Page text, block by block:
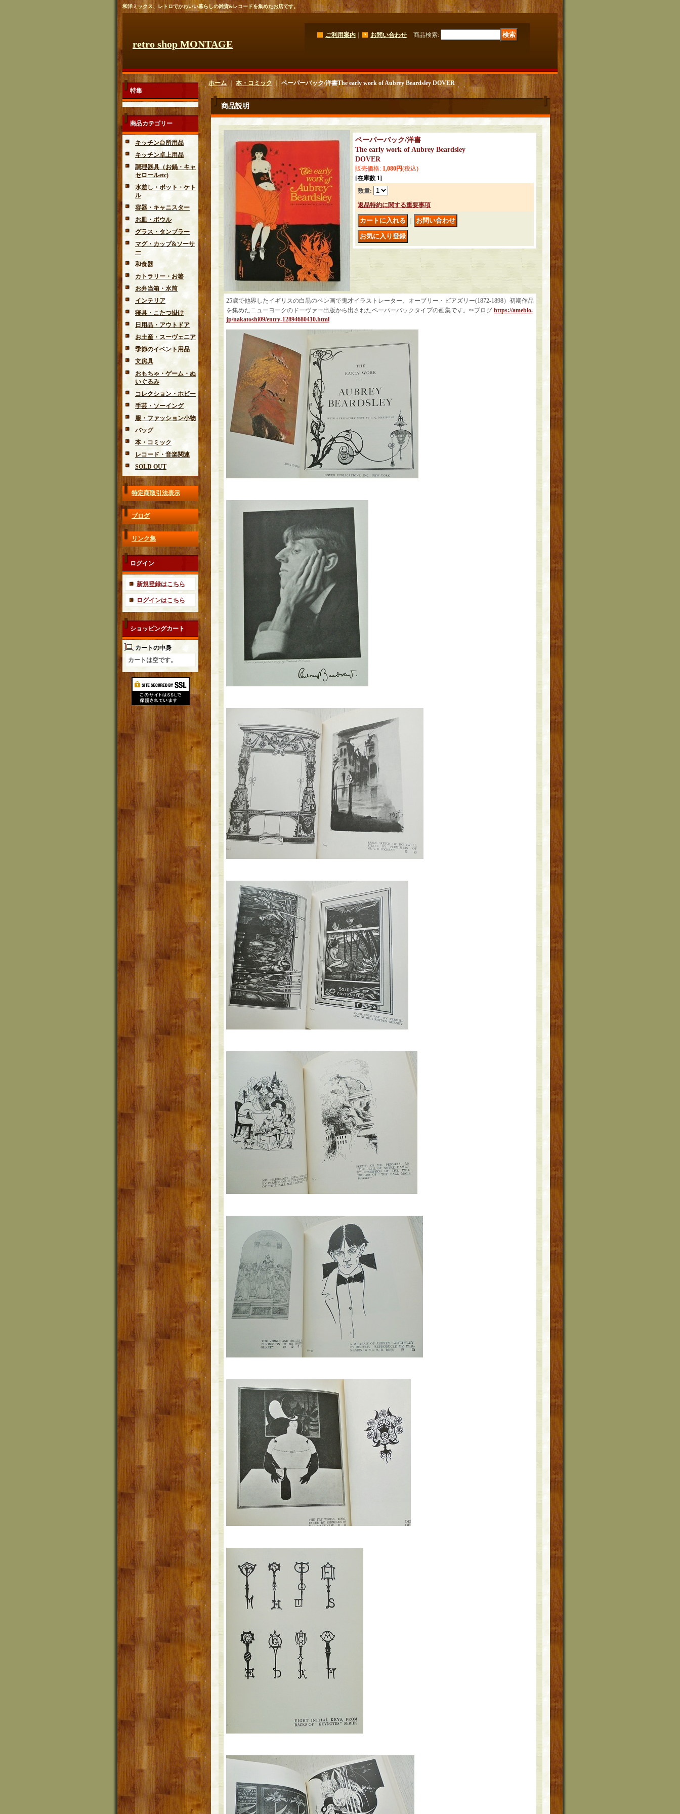
和洋ミックス、レトロでかわいい暮らしの雑貨&レコードを集めたお店です。
retro shop MONTAGE
ご利用案内 お問い合わせ 商品検索:
特集
商品カテゴリー
キッチン台所用品
キッチン卓上用品
調理器具（お鍋・キャ
セロールetc)
水差し・ポット・ケト
ル
容器・キャニスター
お皿・ボウル
グラス・タンブラー
マグ・カップ&ソーサ
ー
和食器
カトラリー・お箸
お弁当箱・水筒
インテリア
寝具・こたつ掛け
日用品・アウトドア
お土産・スーヴェニア
季節のイベント用品
文房具
おもちゃ・ゲーム・ぬ
いぐるみ
コレクション・ホビー
手芸・ソーイング
服・ファッション小物
バッグ
本・コミック
レコード・音楽関連
SOLD OUT
特定商取引法表示
ブログ
リンク集
ログイン
新規登録はこちら
ログインはこちら
ショッピングカート
カートの中身
カートは空です。
ホーム｜ 本・コミック ｜ ペーパーバック/洋書The early work of Aubrey Beardsley DOVER
商品説明
ペーパーバック/洋書
The early work of Aubrey Beardsley
DOVER
販売価格: 1,080円(税込)
[在庫数 1]
数量:
返品特約に関する重要事項
25歳で他界したイギリスの白黒のペン画で鬼才イラストレーター、オーブリー・ビアズリー(1872-1898）初期作品
を集めたニューヨークのドーヴァー出版から出されたペーパーバックタイプの画集です。✑ブログ https://ameblo.
jp/nakatoshi09/entry-12894680410.html